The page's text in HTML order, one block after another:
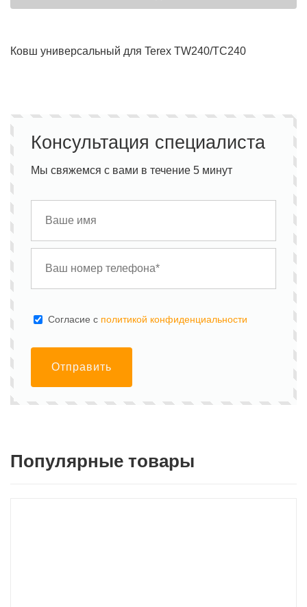
Ковш универсальный для Terex TW240/TC240
Консультация специалиста
Мы свяжемся с вами в течение 5 минут
Cогласие с политикой конфиденциальности
Отправить
Популярные товары